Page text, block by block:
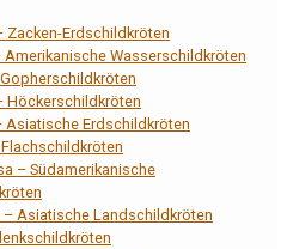
Zacken-Erdschildkröten
Wasserschildkröten
Höckerschildkröten
Asiatische Erdschildkröten
– Südamerikanische
Asiatische Landschildkröten